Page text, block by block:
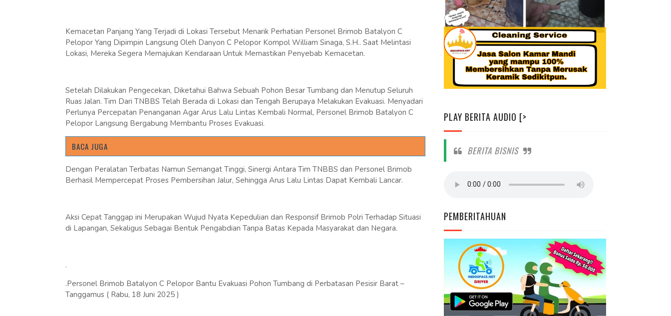
Kemacetan Panjang Yang Terjadi di Lokasi Tersebut Menarik Perhatian Personel Brimob Batalyon C
Pelopor Yang Dipimpin Langsung Oleh Danyon C Pelopor Kompol William Sinaga, S.H.. Saat Melintasi
Lokasi, Mereka Segera Memajukan Kendaraan Untuk Memastikan Penyebab Kemacetan.
Setelah Dilakukan Pengecekan, Diketahui Bahwa Sebuah Pohon Besar Tumbang dan Menutup Seluruh
Ruas Jalan. Tim Dari TNBBS Telah Berada di Lokasi dan Tengah Berupaya Melakukan Evakuasi. Menyadari
Perlunya Percepatan Penanganan Agar Arus Lalu Lintas Kembali Normal, Personel Brimob Batalyon C
Pelopor Langsung Bergabung Membantu Proses Evakuasi.
BACA JUGA
Dengan Peralatan Terbatas Namun Semangat Tinggi, Sinergi Antara Tim TNBBS dan Personel Brimob
Berhasil Mempercepat Proses Pembersihan Jalur, Sehingga Arus Lalu Lintas Dapat Kembali Lancar.
Aksi Cepat Tanggap ini Merupakan Wujud Nyata Kepedulian dan Responsif Brimob Polri Terhadap Situasi
di Lapangan, Sekaligus Sebagai Bentuk Pengabdian Tanpa Batas Kepada Masyarakat dan Negara.
.
.Personel Brimob Batalyon C Pelopor Bantu Evakuasi Pohon Tumbang di Perbatasan Pesisir Barat –
Tanggamus ( Rabu, 18 Juni 2025 )
PLAY BERITA AUDIO [>
BERITA BISNIS
PEMBERITAHUAN